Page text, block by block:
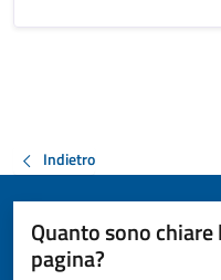
Indietro
Quanto sono
pagina?